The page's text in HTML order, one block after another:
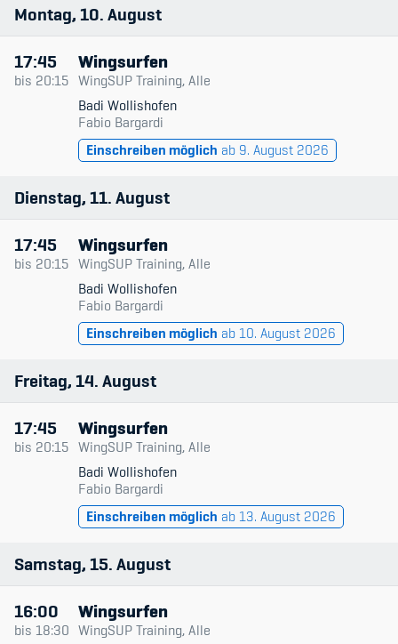
Blog
Diversität & Inklusion
Infomails
Kinderbetreuung
Krankenversicherung
Schwangerschaft & Sport
Spitzensport & Studium
Organisation
Team
Offene Stellen
Mitgliedervereine
Netzwerk
Montag 10 August
17:45
bis 20:15
Wingsurfen
WingSUP Training, Alle
Badi Wollishofen
Fabio Bargardi
Einschreiben möglich ab 9. August 2026
Dienstag 11 August
17:45
bis 20:15
Wingsurfen
WingSUP Training, Alle
Badi Wollishofen
Fabio Bargardi
Einschreiben möglich ab 10. August 2026
Freitag 14 August
17:45
bis 20:15
Wingsurfen
WingSUP Training, Alle
Badi Wollishofen
Fabio Bargardi
Einschreiben möglich ab 13. August 2026
Samstag 15 August
16:00
bis 18:30
Wingsurfen
WingSUP Training, Alle